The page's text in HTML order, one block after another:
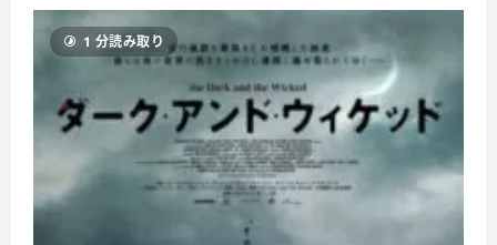
ー
ド
メ
イ
限
切
は？
あ
な
1 分読み取り